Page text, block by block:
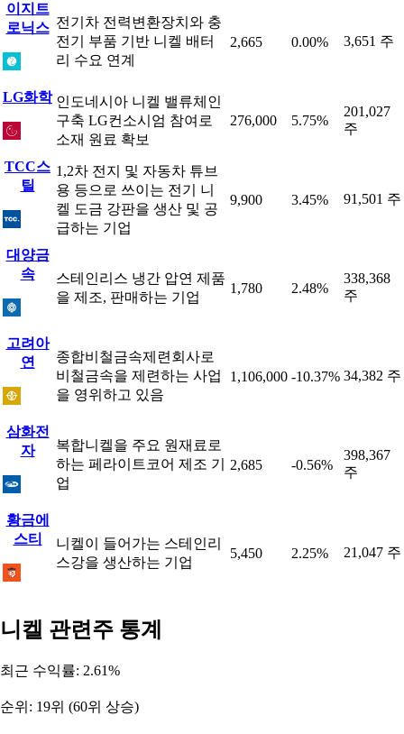
이지트
로닉스 전기차 전력변환장치와 충
전기 부품 기반 니켈 배터
리 수요 연계
2,665 0.00% 3,651 주
LG화학 인도네시아 니켈 밸류체인
구축 LG컨소시엄 참여로
소재 원료 확보
276,000 5.75%
201,027
주
TCC스
틸
1,2차 전지 및 자동차 튜브
용 등으로 쓰이는 전기 니
켈 도금 강판을 생산 및 공
급하는 기업
9,900 3.45% 91,501 주
대양금
속
스테인리스 냉간 압연 제품
을 제조, 판매하는 기업
1,780 2.48%
338,368
주
고려아
연
종합비철금속제련회사로
비철금속을 제련하는 사업
을 영위하고 있음
1,106,000 -10.37% 34,382 주
삼화전
자
복합니켈을 주요 원재료로
하는 페라이트코어 제조 기
업
2,685 -0.56%
398,367
주
황금에
스티
니켈이 들어가는 스테인리
스강을 생산하는 기업
5,450 2.25% 21,047 주
니켈 관련주 통계
최근 수익률: 2.61%
순위: 19위 (60위 상승)